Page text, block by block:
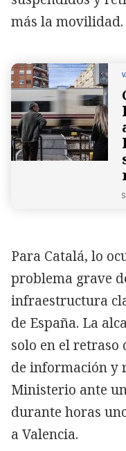
más la movilidad.
Para Catalá, lo
problema grave
infraestructura
de España. La
solo en el retraso
de información y
Ministerio ante
durante horas
a Valencia.